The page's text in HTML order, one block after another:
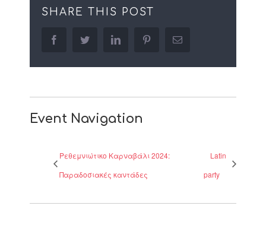
SHARE THIS POST
facebooktwitter linkedin pinterestEmail
Event Navigation
Ρεθεμνιώτικο Καρναβάλι 2024:
Παραδοσιακές καντάδες
Latin
party